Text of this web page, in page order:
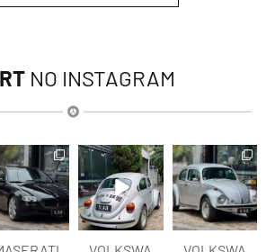
NO INSTAGRAM
lart.br
Ago 6
lart.br
Ago 6
lart.br
Ago 6